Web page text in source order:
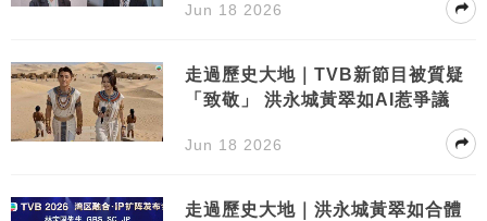
Jun 18 2026
走過歷史大地｜TVB新節目被質疑
「致敬」 洪永城黃翠如AI惹爭議
Jun 18 2026
走過歷史大地｜洪永城黃翠如合體